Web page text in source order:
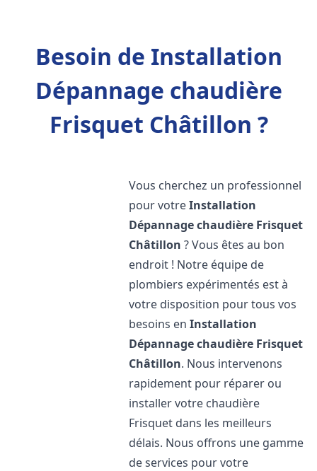
Besoin de Installation
Dépannage chaudière
Frisquet Châtillon ?
Vous cherchez un professionnel
pour votreInstallation
Dépannage chaudière Frisquet
Châtillon ? Vous êtes au bon
endroit ! Notre équipe de
plombiers expérimentés est à
votre disposition pour tous vos
besoins enInstallation
Dépannage chaudière Frisquet
Châtillon. Nous intervenons
rapidement pour réparer ou
installer votre chaudière
Frisquet dans les meilleurs
délais. Nous offrons une gamme
de services pour votre